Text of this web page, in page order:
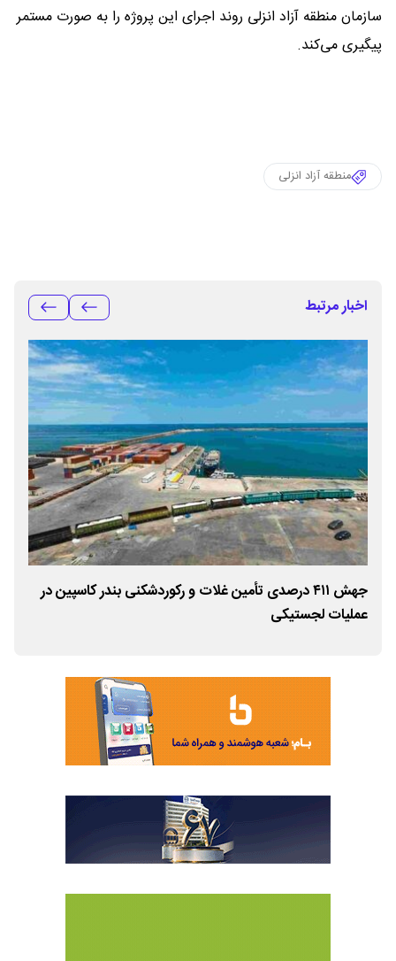
سازمان منطقه آزاد انزلی روند اجرای این پروژه را به صورت مستمر
پیگیری می‌کند.
منطقه آزاد انزلی
اخبار مرتبط
جهش ۴۱۱ درصدی تأمین غلات و رکوردشکنی بندر کاسپین در
عملیات لجستیکی